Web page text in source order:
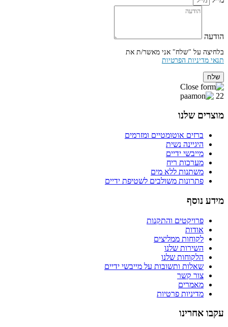
הודעה
בלחיצה על "שלח" אני מאשר/ת את
תנאי מדיניות הפרטיות
שלח
22
מוצרים שלנו
ברזים אוטומטיים ומזרמים
היגיינה נשית
מייבשי ידיים
מערכות ריח
משתנות ללא מים
פתרונות משולבים לשטיפת ידיים
מידע נוסף
פרויקטים והתקנות
אודות
לקוחות ממליצים
השירות שלנו
הלקוחות שלנו
שאלות ותשובות על מייבשי ידיים
צור קשר
מאמרים
מדיניות פרטיות
עקבו אחרינו